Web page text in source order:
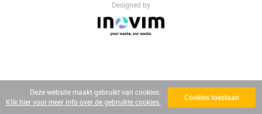
Designed by
Deze website maakt gebruikt van cookies.
Klik hier voor meer info over de gebruikte cookies.
Cookies toestaan